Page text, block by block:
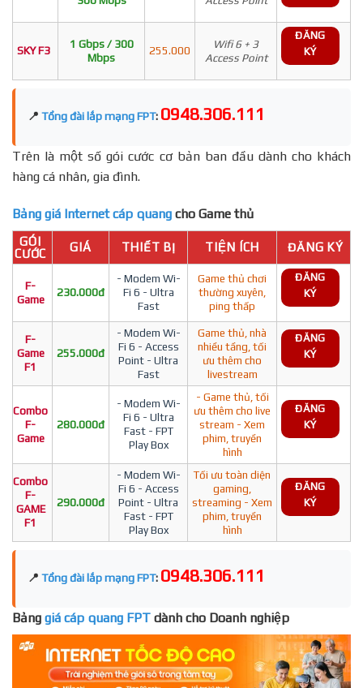
SKY F3
1 Gbps / 300
Mbps
255.000
Wifi 6 + 3
Access Point
ĐĂNG
KÝ
📍 Tổng đài lắp mạng FPT: 0948.306.111
Trên là một số gói cước cơ bản ban đầu dành cho khách
hàng cá nhân, gia đình.
Bảng giá Internet cáp quang cho Game thủ
GÓI
CƯỚC
GIÁ THIẾT BỊ TIỆN ÍCH ĐĂNG KÝ
F-
Game
230.000đ
- Modem Wi-
Fi 6 - Ultra
Fast
Game thủ chơi
thường xuyên,
ping thấp
ĐĂNG
KÝ
F-
Game
F1
255.000đ
- Modem Wi-
Fi 6 - Access
Point - Ultra
Fast
Game thủ, nhà
nhiều tầng, tối
ưu thêm cho
livestream
ĐĂNG
KÝ
Combo
F-
Game
280.000đ
- Modem Wi-
Fi 6 - Ultra
Fast - FPT
Play Box
- Game thủ, tối
ưu thêm cho live
stream - Xem
phim, truyền
hình
ĐĂNG
KÝ
Combo
F-
GAME
F1
290.000đ
- Modem Wi-
Fi 6 - Access
Point - Ultra
Fast - FPT
Play Box
Tối ưu toàn diện
gaming,
streaming - Xem
phim, truyền
hình
ĐĂNG
KÝ
📍 Tổng đài lắp mạng FPT: 0948.306.111
Bảng giá cáp quang FPT dành cho Doanh nghiệp